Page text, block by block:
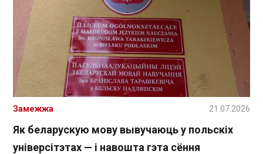
Як беларускую мову вывучаюць у польскіх
універсітэтах — і навошта гэта сёння
Замежжа 21.07.2026